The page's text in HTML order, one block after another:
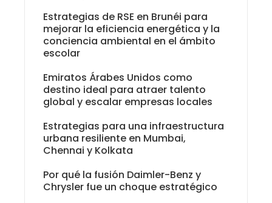
Estrategias de RSE en Brunéi para
mejorar la eficiencia energética y la
conciencia ambiental en el ámbito
escolar
Emiratos Árabes Unidos como
destino ideal para atraer talento
global y escalar empresas locales
Estrategias para una infraestructura
urbana resiliente en Mumbai,
Chennai y Kolkata
Por qué la fusión Daimler-Benz y
Chrysler fue un choque estratégico